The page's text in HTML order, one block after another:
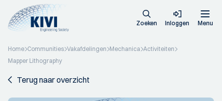
Zoeken Inloggen Menu
Home Communities Vakafdelingen Mechanica Activiteiten
Mapper Lithography
Terug naar overzicht